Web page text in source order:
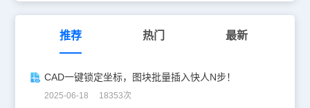
推荐 热门 最新
CAD一键锁定坐标，图块批量插入快人N步！
2025-06-18 18353次